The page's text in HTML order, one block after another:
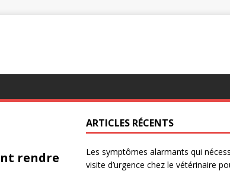
rendre
ARTICLES RÉCENTS
Les symptômes alarmants qui
visite d’urgence chez le vétérinaire